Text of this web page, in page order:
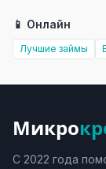
📱 Онлайн
Лучшие займы
Микро
С 2022 года